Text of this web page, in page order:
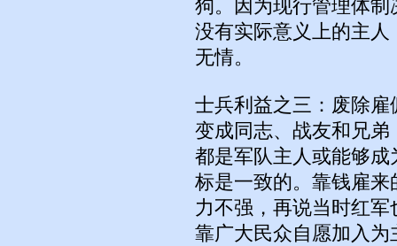
狗。因为现行管理体
没有实际意义上的主
无情。
士兵利益之三：废除
变成同志、战友和兄
都是军队主人或能够
标是一致的。靠钱雇
力不强，再说当时红
靠广大民众自愿加入为